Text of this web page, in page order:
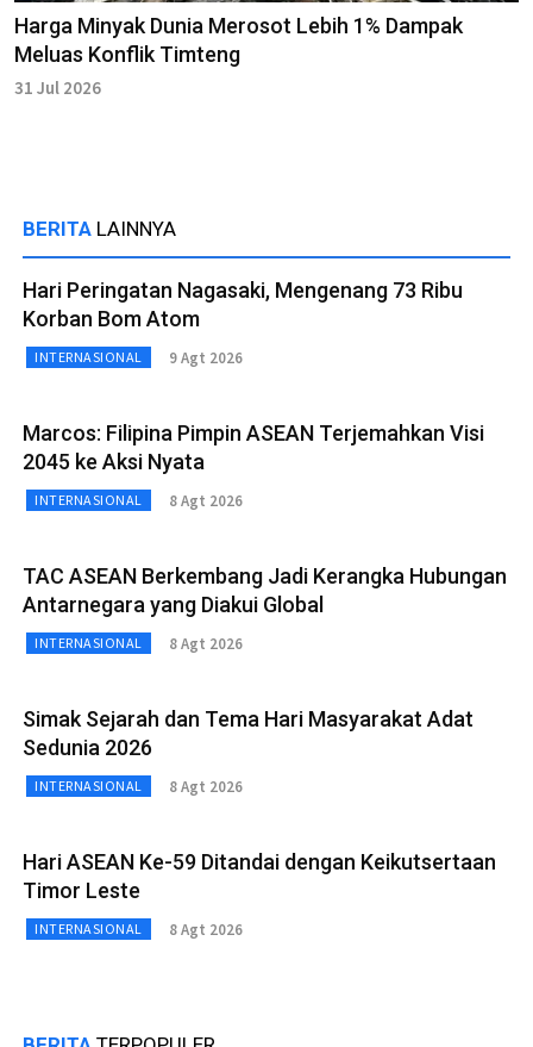
Harga Minyak Dunia Merosot Lebih 1% Dampak
Meluas Konflik Timteng
31 Jul 2026
BERITA LAINNYA
Hari Peringatan Nagasaki, Mengenang 73 Ribu
Korban Bom Atom
INTERNASIONAL 9 Agt 2026
Marcos: Filipina Pimpin ASEAN Terjemahkan Visi
2045 ke Aksi Nyata
INTERNASIONAL 8 Agt 2026
TAC ASEAN Berkembang Jadi Kerangka Hubungan
Antarnegara yang Diakui Global
INTERNASIONAL 8 Agt 2026
Simak Sejarah dan Tema Hari Masyarakat Adat
Sedunia 2026
INTERNASIONAL 8 Agt 2026
Hari ASEAN Ke-59 Ditandai dengan Keikutsertaan
Timor Leste
INTERNASIONAL 8 Agt 2026